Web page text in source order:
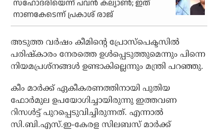
സഹോദരിയെന്ന് പവന്‍ കല്യാണ്‍; ഇത്
നാണകേടെന്ന് പ്രകാശ് രാജ്
അടുത്ത വർഷം കീമിന്റെ പ്രോസ്പെക്ടസിൽ
പരിഷ്കാരം നേരത്തെ ഉൾപ്പെടുത്തുമെന്നും പിന്നെ
നിയമപ്രശ്നങ്ങൾ ഉണ്ടാകില്ലെന്നും മന്ത്രി പറഞ്ഞു.
കീം മാർക്ക് ഏകീകരണത്തിനായി പുതിയ
ഫോർമുല ഉപയോഗിച്ചായിരുന്നു ഇത്തവണ
റിസൾട്ട് പുറപ്പെടുവിച്ചിരുന്നത്. എന്നാൽ
സി.ബി.എസ്.ഇ-കേരള സിലബസ് മാര്‍ക്ക്